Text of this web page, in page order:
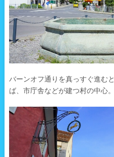
バーンオフ通りを真っすぐ進む
ば、市庁舎などが建つ村の中心。